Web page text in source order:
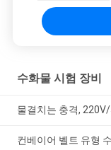
수화물 시험 장비
물결치는 충격,
컨베이어 벨트 유형